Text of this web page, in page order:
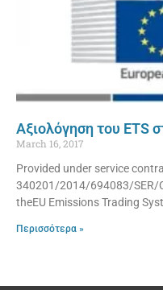
Αξιολόγηση του ETS
March 16, 2017
Provided under service
340201/2014/694083/SER/
theEU Emissions Trading
Περισσότερα »